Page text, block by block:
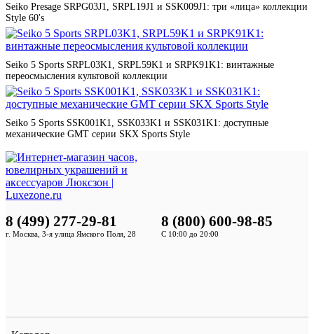
Seiko Presage SRPG03J1, SRPL19J1 и SSK009J1: три «лица» коллекции
Style 60's
Seiko 5 Sports SRPL03K1, SRPL59K1 и SRPK91K1: винтажные
переосмысления культовой коллекции
Seiko 5 Sports SSK001K1, SSK033K1 и SSK031K1: доступные
механические GMT серии SKX Sports Style
8 (499) 277-29-81
г. Москва, 3-я улица Ямского Поля, 28
8 (800) 600-98-85
С 10:00 до 20:00